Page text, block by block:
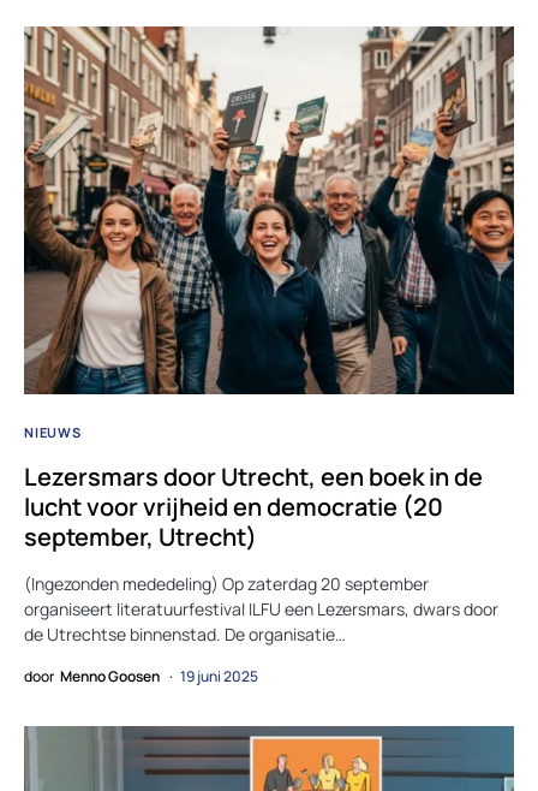
NIEUWS
Lezersmars door Utrecht, een boek in de
lucht voor vrijheid en democratie (20
september, Utrecht)
(Ingezonden mededeling) Op zaterdag 20 september
organiseert literatuurfestival ILFU een Lezersmars, dwars door
de Utrechtse binnenstad. De organisatie…
door Menno Goosen 19 juni 2025